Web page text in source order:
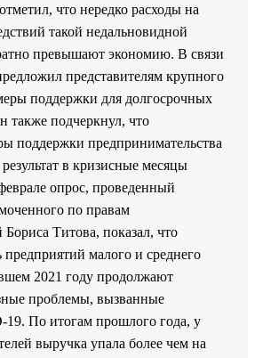
что нередко расходы на
такой недальновидной
превышают экономию. В связи
представителям крупного
поддержки для долгосрочных
также подчеркнул, что
поддержки предпринимательства
в кризисные месяцы
опрос, проведенный
по правам
Титова, показал, что
предприятий малого и среднего
2021 году продолжают
проблемы, вызванные
По итогам прошлого года, у
выручка упала более чем на